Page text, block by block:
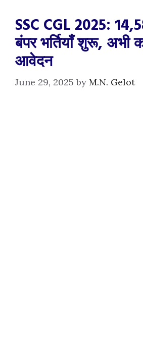
SSC CGL 2025:
बंपर भर्तियाँ शुरू,
आवेदन
June 29, 2025 by M.N. Gelot